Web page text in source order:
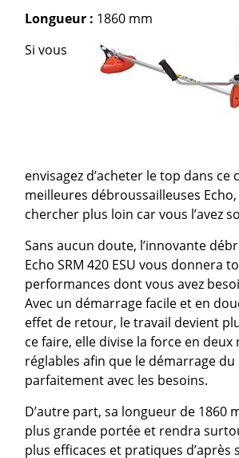
Longueur : 1860 mm
Si vous
envisagez d’acheter le top dans ce
meilleures débroussailleuses
chercher plus loin car vous l’avez
Sans aucun doute, l’innovante
Echo SRM 420 ESU vous donnera
performances dont vous avez
Avec un démarrage facile et en
effet de retour, le travail devient
ce faire, elle divise la force en deux
réglables afin que le démarrage
parfaitement avec les besoins.
D’autre part, sa longueur de 1860
plus grande portée et rendra
plus efficaces et pratiques d’après